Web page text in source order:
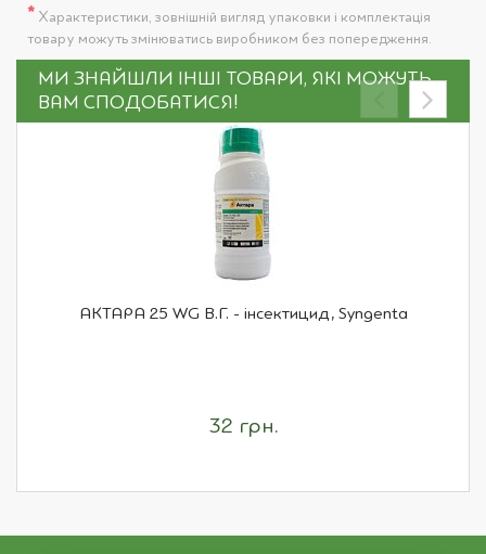
* Характеристики, зовнішній вигляд упаковки і комплектація
товару можуть змінюватись виробником без попередження.
МИ ЗНАЙШЛИ ІНШІ ТОВАРИ, ЯКІ МОЖУТЬ
ВАМ СПОДОБАТИСЯ!
АКТАРА 25 WG В.Г. - інсектицид, Syngenta
32 грн.